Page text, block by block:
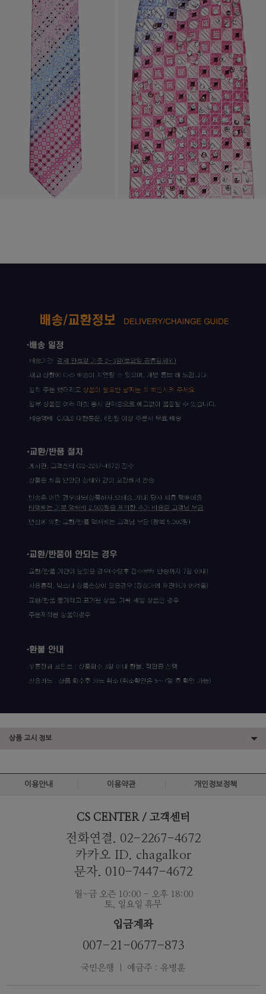
상품 고시 정보
이용안내 이용약관 개인정보정책
CS CENTER / 고객센터
전화연결. 02-2267-4672
카카오 ID. chagalkor
문자. 010-7447-4672
월~금 오즌 10:00 - 오후 18:00
토, 일요일 휴무
입금계좌
007-21-0677-873
국민은행 ｜ 예금주 : 유병훈